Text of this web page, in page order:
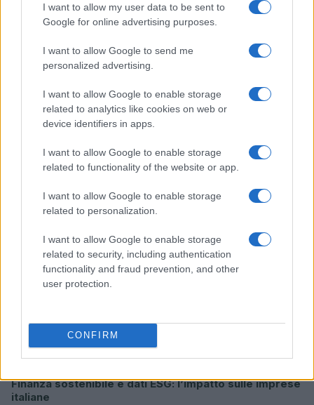
I want to allow my user data to be sent to
Google for online advertising purposes.
I want to allow Google to send me
personalized advertising.
I want to allow Google to enable storage
related to analytics like cookies on web or
device identifiers in apps.
I want to allow Google to enable storage
related to functionality of the website or app.
I want to allow Google to enable storage
related to personalization.
I want to allow Google to enable storage
related to security, including authentication
functionality and fraud prevention, and other
user protection.
CONFIRM
Continua a leggere
Finanza sostenibile e dati ESG: l’impatto sulle imprese
italiane